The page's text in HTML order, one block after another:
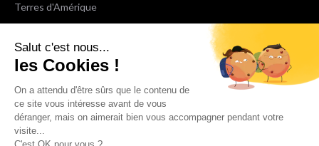
Salut c'est nous...
les Cookies !
On a attendu d'être sûrs que le contenu de
ce site vous intéresse avant de vous
déranger, mais on aimerait bien vous accompagner pendant votre
visite...
C'est OK pour vous ?
Terres d'Amérique
Espaces Libres Poche
NOX
Wiz
Voir toutes les collections
Nous suivre